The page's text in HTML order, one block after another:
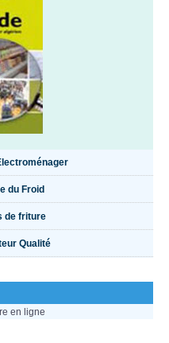
du Froid
de friture
Qualité
en ligne